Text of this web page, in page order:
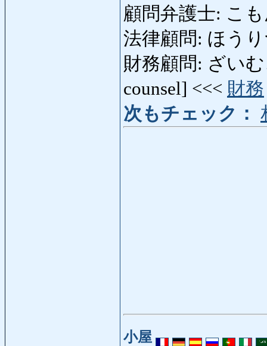
顧問弁護士: こ
法律顧問: ほう
財務顧問: ざい
counsel] <<< 財務
次もチェック：
小屋